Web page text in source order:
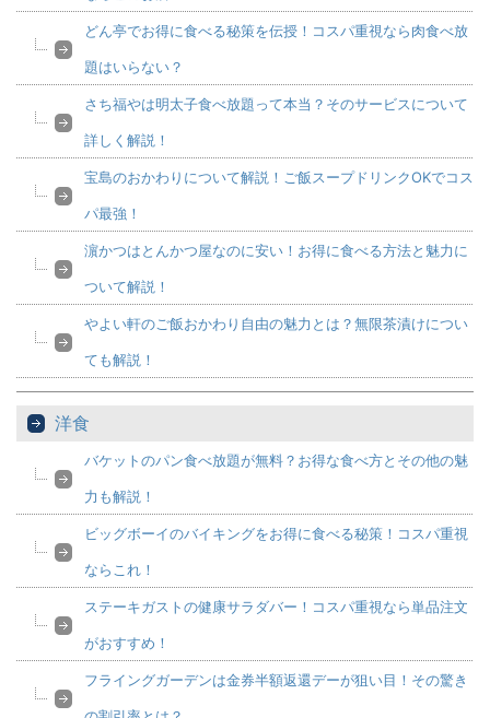
どん亭でお得に食べる秘策を伝授！コスパ重視なら肉食べ放
題はいらない？
さち福やは明太子食べ放題って本当？そのサービスについて
詳しく解説！
宝島のおかわりについて解説！ご飯スープドリンクOKでコス
パ最強！
濵かつはとんかつ屋なのに安い！お得に食べる方法と魅力に
ついて解説！
やよい軒のご飯おかわり自由の魅力とは？無限茶漬けについ
ても解説！
洋食
バケットのパン食べ放題が無料？お得な食べ方とその他の魅
力も解説！
ビッグボーイのバイキングをお得に食べる秘策！コスパ重視
ならこれ！
ステーキガストの健康サラダバー！コスパ重視なら単品注文
がおすすめ！
フライングガーデンは金券半額返還デーが狙い目！その驚き